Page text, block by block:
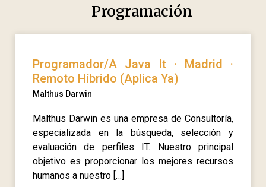
Programación
Programador/A Java It · Madrid ·
Remoto Híbrido (Aplica Ya)
Malthus Darwin
Malthus Darwin es una empresa de Consultoría,
especializada en la búsqueda, selección y
evaluación de perfiles IT. Nuestro principal
objetivo es proporcionar los mejores recursos
humanos a nuestro […]